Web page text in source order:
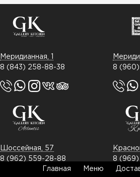
Главная Меню
Меридианная, 1
8 (843) 258-88-38
8
Шоссейная, 57
8 (962) 559-28-88
8